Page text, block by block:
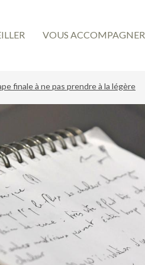
VOUS ACCOMPAGNER
finale à ne pas prendre à la légère